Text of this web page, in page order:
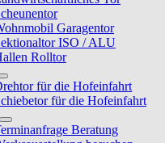
Garagentor
ISO / ALU
Rolltor
für die Hofeinfahrt
für die Hofeinfahrt
Beratung